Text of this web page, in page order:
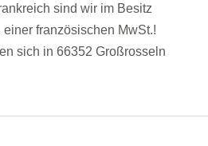
sind wir im Besitz
französischen MwSt.!
sich in 66352 Großrosseln